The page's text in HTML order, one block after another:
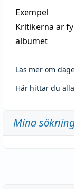
Exempel
Kritikerna är
albumet
Läs mer om
Här hittar du
Mina